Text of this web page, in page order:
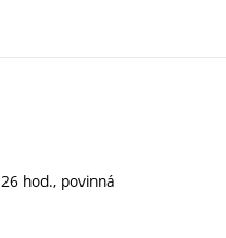
26 hod., povinná